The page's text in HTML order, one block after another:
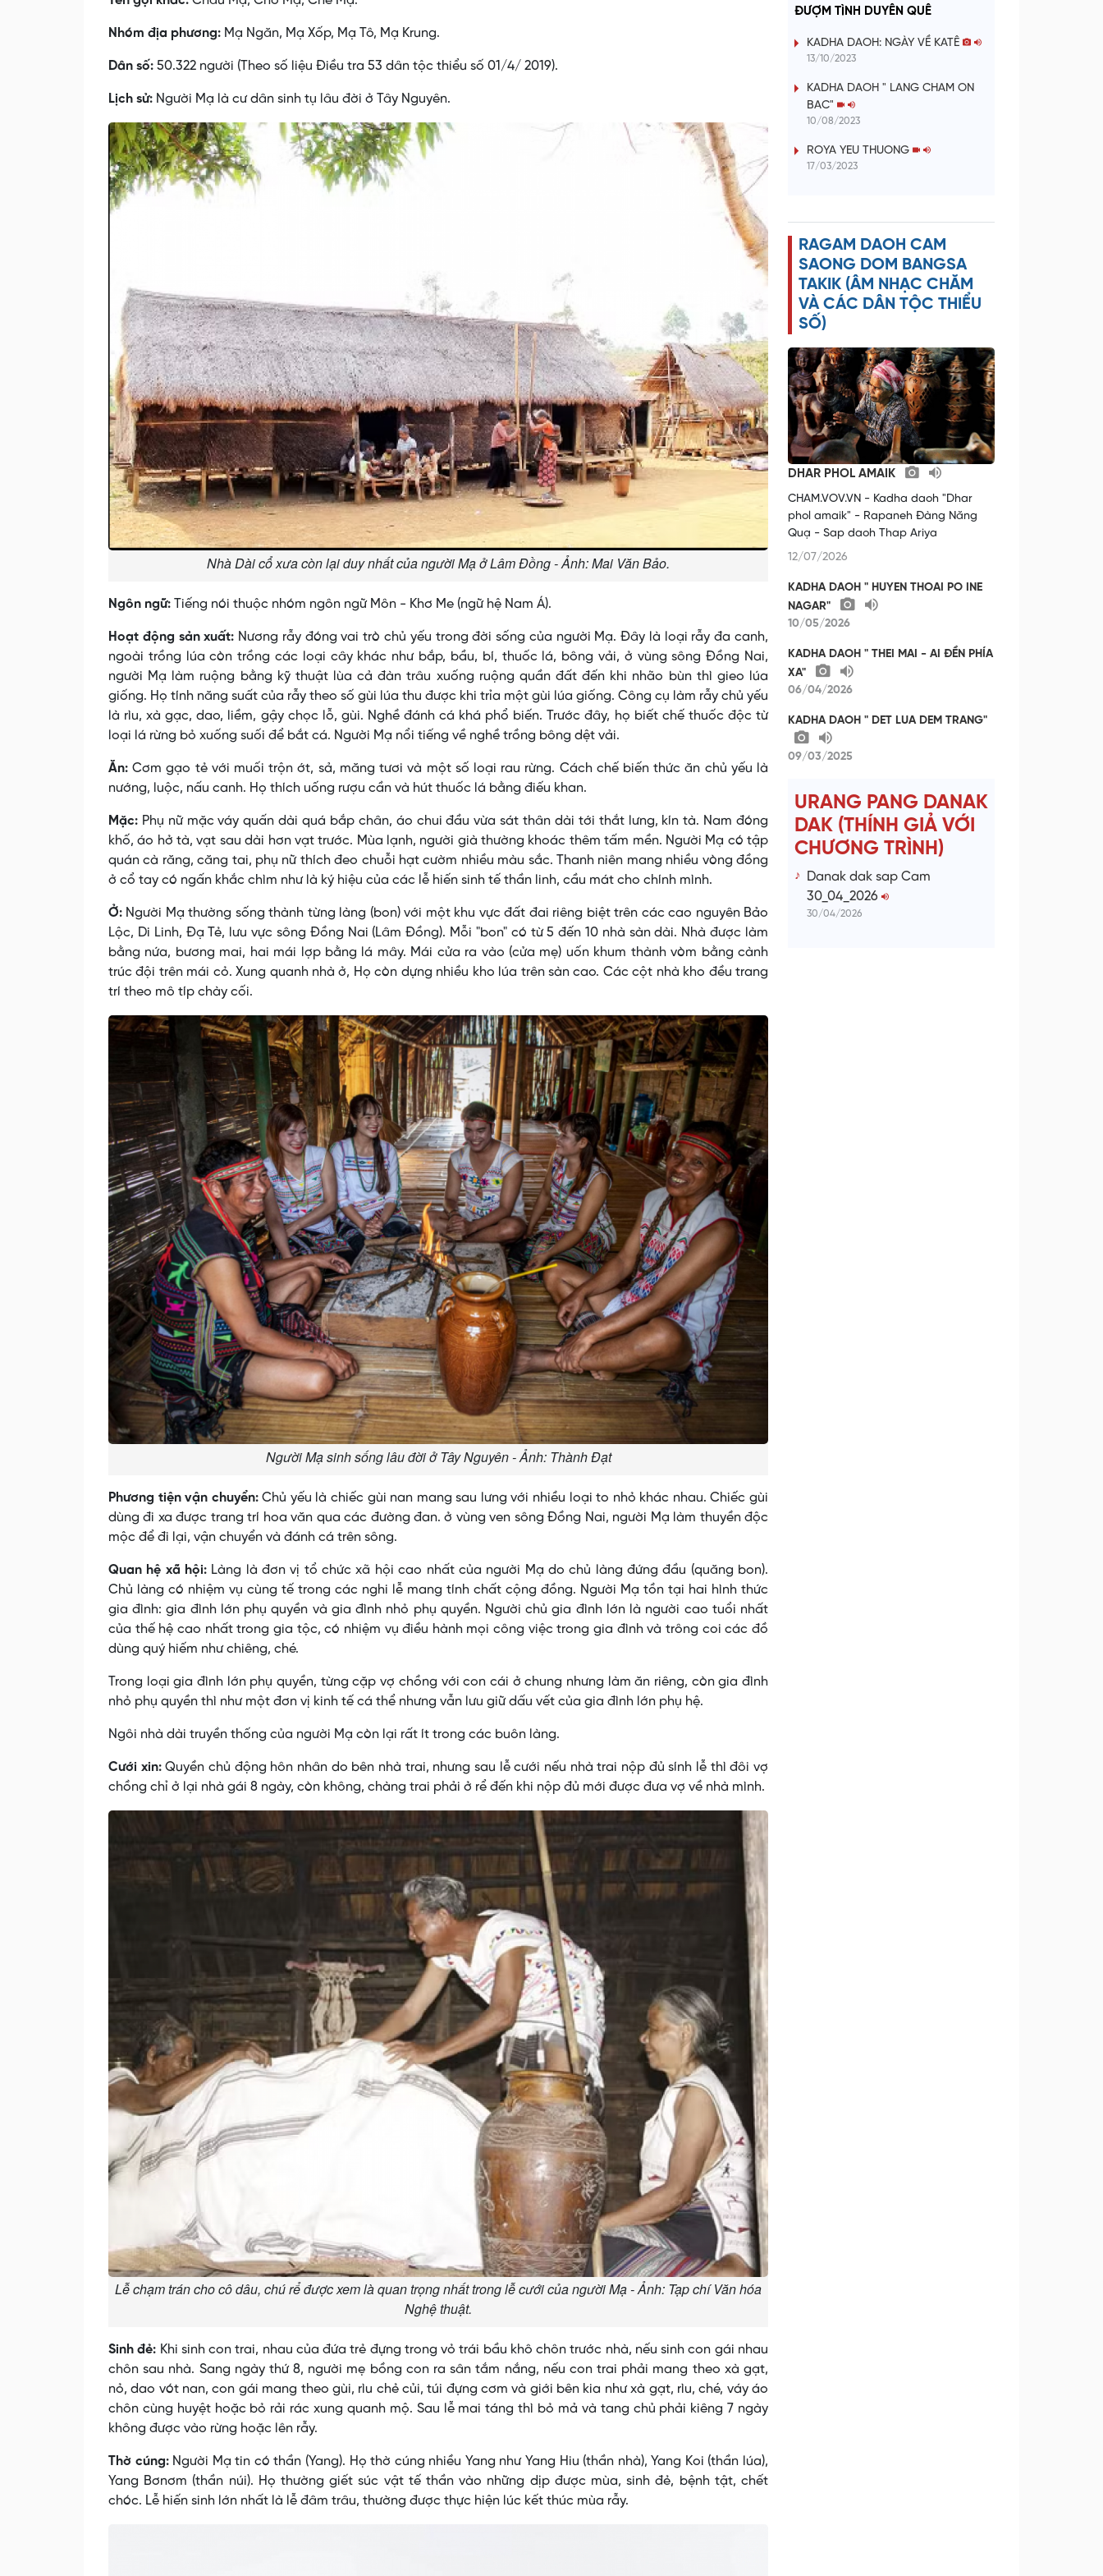
Nhóm địa phương: Mạ Ngăn, Mạ Xốp, Mạ Tô, Mạ Krung.
Dân số: 50.322 người (Theo số liệu Điều tra 53 dân tộc thiểu số 01/4/ 2019).
Lịch sử: Người Mạ là cư dân sinh tụ lâu đời ở Tây Nguyên.
Nhà Dài cổ xưa còn lại duy nhất của người Mạ ở Lâm Đồng - Ảnh: Mai Văn Bảo.
Ngôn ngữ: Tiếng nói thuộc nhóm ngôn ngữ Môn - Khơ Me (ngữ hệ Nam Á).
Hoạt động sản xuất: Nương rẫy đóng vai trò chủ yếu trong đời sống của người Mạ. Ðây là loại rẫy đa canh,
ngoài trồng lúa còn trồng các loại cây khác như bắp, bầu, bí, thuốc lá, bông vải, ở vùng sông Ðồng Nai,
người Mạ làm ruộng bằng kỹ thuật lùa cả đàn trâu xuống ruộng quần đất đến khi nhão bùn thì gieo lúa
giống. Họ tính năng suất của rẫy theo số gùi lúa thu được khi trỉa một gùi lúa giống. Công cụ làm rẫy chủ yếu
là rìu, xà gạc, dao, liềm, gậy chọc lỗ, gùi. Nghề đánh cá khá phổ biến. Trước đây, họ biết chế thuốc độc từ
loại lá rừng bỏ xuống suối để bắt cá. Người Mạ nổi tiếng về nghề trồng bông dệt vải.
Ăn:Cơm gạo tẻ với muối trộn ớt, sả, măng tươi và một số loại rau rừng. Cách chế biến thức ăn chủ yếu là
nướng, luộc, nấu canh. Họ thích uống rượu cần và hút thuốc lá bằng điếu khan.
Mặc: Phụ nữ mặc váy quấn dài quá bắp chân, áo chui đầu vừa sát thân dài tới thắt lưng, kín tà. Nam đóng
khố, áo hở tà, vạt sau dài hơn vạt trước. Mùa lạnh, người già thường khoác thêm tấm mền. Người Mạ có tập
quán cà răng, căng tai, phụ nữ thích đeo chuỗi hạt cườm nhiều màu sắc. Thanh niên mang nhiều vòng đồng
ở cổ tay có ngấn khắc chìm như là ký hiệu của các lễ hiến sinh tế thần linh, cầu mát cho chính mình.
Ở: Người Mạ thường sống thành từng làng (bon) với một khu vực đất đai riêng biệt trên các cao nguyên Bảo
Lộc, Di Linh, Ðạ Tẻ, lưu vực sông Ðồng Nai (Lâm Ðồng). Mỗi "bon" có từ 5 đến 10 nhà sàn dài. Nhà được làm
bằng nứa, bương mai, hai mái lợp bằng lá mây. Mái cửa ra vào (cửa mẹ) uốn khum thành vòm bằng cành
trúc đội trên mái cỏ. Xung quanh nhà ở, Họ còn dựng nhiều kho lúa trên sàn cao. Các cột nhà kho đều trang
trí theo mô típ chày cối.
Người Mạ sinh sống lâu đời ở Tây Nguyên - Ảnh: Thành Đạt
Phương tiện vận chuyển:Chủ yếu là chiếc gùi nan mang sau lưng với nhiều loại to nhỏ khác nhau. Chiếc gùi
dùng đi xa được trang trí hoa văn qua các đường đan. ở vùng ven sông Ðồng Nai, người Mạ làm thuyền độc
mộc để đi lại, vận chuyển và đánh cá trên sông.
Quan hệ xã hội: Làng là đơn vị tổ chức xã hội cao nhất của người Mạ do chủ làng đứng đầu (quăng bon).
Chủ làng có nhiệm vụ cùng tế trong các nghi lễ mang tính chất cộng đồng. Người Mạ tồn tại hai hình thức
gia đình: gia đình lớn phụ quyền và gia đình nhỏ phụ quyền. Người chủ gia đình lớn là người cao tuổi nhất
của thế hệ cao nhất trong gia tộc, có nhiệm vụ điều hành mọi công việc trong gia đình và trông coi các đồ
dùng quý hiếm như chiêng, ché.
Trong loại gia đình lớn phụ quyền, từng cặp vợ chồng với con cái ở chung nhưng làm ăn riêng, còn gia đình
nhỏ phụ quyền thì như một đơn vị kinh tế cá thể nhưng vẫn lưu giữ dấu vết của gia đình lớn phụ hệ.
Ngôi nhà dài truyền thống của người Mạ còn lại rất ít trong các buôn làng.
Cưới xin:Quyền chủ động hôn nhân do bên nhà trai, nhưng sau lễ cưới nếu nhà trai nộp đủ sính lễ thì đôi vợ
chồng chỉ ở lại nhà gái 8 ngày, còn không, chàng trai phải ở rể đến khi nộp đủ mới được đưa vợ về nhà mình.
Lễ chạm trán cho cô dâu, chú rể được xem là quan trọng nhất trong lễ cưới của người Mạ - Ảnh: Tạp chí Văn hóa
Nghệ thuật.
Sinh đẻ: Khi sinh con trai, nhau của đứa trẻ đựng trong vỏ trái bầu khô chôn trước nhà, nếu sinh con gái nhau
chôn sau nhà. Sang ngày thứ 8, người mẹ bồng con ra sân tắm nắng, nếu con trai phải mang theo xà gạt,
nỏ, dao vót nan, con gái mang theo gùi, rìu chẻ củi, túi đựng cơm và giới bên kia như xà gạt, rìu, ché, váy áo
chôn cùng huyệt hoặc bỏ rải rác xung quanh mộ. Sau lễ mai táng thì bỏ mả và tang chủ phải kiêng 7 ngày
không được vào rừng hoặc lên rẫy.
Thờ cúng:Người Mạ tin có thần (Yang). Họ thờ cúng nhiều Yang như Yang Hiu (thần nhà), Yang Koi (thần lúa),
Yang Bơnơm (thần núi). Họ thường giết súc vật tế thần vào những dịp được mùa, sinh đẻ, bệnh tật, chết
chóc. Lễ hiến sinh lớn nhất là lễ đâm trâu, thường được thực hiện lúc kết thúc mùa rẫy.
a
y
V
d
o
ĐƯỢM TÌNH DUYÊN QUÊ
KADHA DAOH: NGÀY VỀ KATÊ
13/10/2023
KADHA DAOH " LANG CHAM ON
BAC"
10/08/2023
ROYA YEU THUONG
17/03/2023
RAGAM DAOH CAM
SAONG DOM BANGSA
TAKIK (ÂM NHẠC CHĂM
VÀ CÁC DÂN TỘC THIỂU
SỐ)
DHAR PHOL AMAIK
CHAM.VOV.VN - Kadha daoh "Dhar
phol amaik" - Rapaneh Đàng Năng
Quạ - Sap daoh Thap Ariya
12/07/2026
KADHA DAOH " HUYEN THOAI PO INE
NAGAR"
10/05/2026
KADHA DAOH " THEI MAI - AI ĐỀN PHÍA
XA"
06/04/2026
KADHA DAOH " DET LUA DEM TRANG"
09/03/2025
URANG PANG DANAK
DAK (THÍNH GIẢ VỚI
CHƯƠNG TRÌNH)
Danak dak sap Cam
30_04_2026
30/04/2026